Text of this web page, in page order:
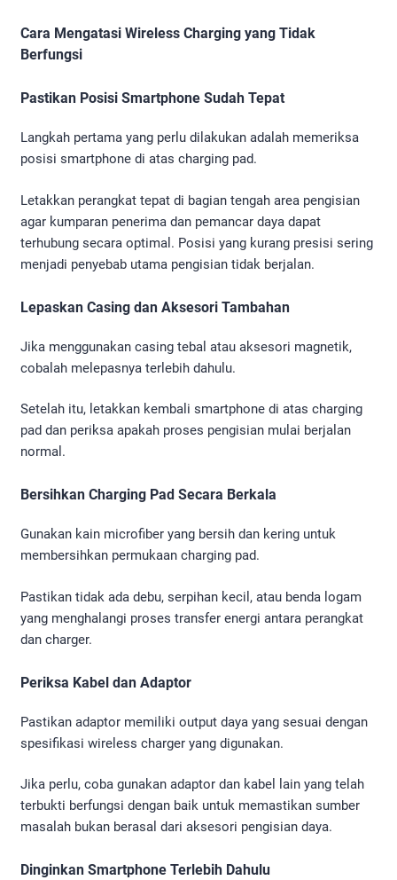
Cara Mengatasi Wireless Charging yang Tidak
Berfungsi
Pastikan Posisi Smartphone Sudah Tepat
Langkah pertama yang perlu dilakukan adalah memeriksa
posisi smartphone di atas charging pad.
Letakkan perangkat tepat di bagian tengah area pengisian
agar kumparan penerima dan pemancar daya dapat
terhubung secara optimal. Posisi yang kurang presisi sering
menjadi penyebab utama pengisian tidak berjalan.
Lepaskan Casing dan Aksesori Tambahan
Jika menggunakan casing tebal atau aksesori magnetik,
cobalah melepasnya terlebih dahulu.
Setelah itu, letakkan kembali smartphone di atas charging
pad dan periksa apakah proses pengisian mulai berjalan
normal.
Bersihkan Charging Pad Secara Berkala
Gunakan kain microfiber yang bersih dan kering untuk
membersihkan permukaan charging pad.
Pastikan tidak ada debu, serpihan kecil, atau benda logam
yang menghalangi proses transfer energi antara perangkat
dan charger.
Periksa Kabel dan Adaptor
Pastikan adaptor memiliki output daya yang sesuai dengan
spesifikasi wireless charger yang digunakan.
Jika perlu, coba gunakan adaptor dan kabel lain yang telah
terbukti berfungsi dengan baik untuk memastikan sumber
masalah bukan berasal dari aksesori pengisian daya.
Dinginkan Smartphone Terlebih Dahulu